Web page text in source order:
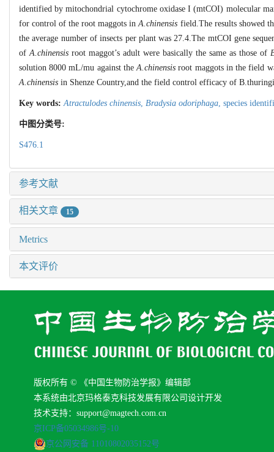
identified by mitochondrial cytochrome oxidase I (mtCOI) molecular
for control of the root maggots inA.chinensis field.The results showed
the average number of insects per plant was 27.4.The mtCOI gene
ofA.chinensisroot maggot’s adult were basically the same as those of
solution 8000 mL/mu against theA.chinensis root maggots in the field
A.chinensis in Shenze Country,and the field control efficacy of
Key words:Atractulodes chinensis, Bradysia odoriphaga, species
中图分类号:
S476.1
参考文献
相关文章 15
Metrics
本文评价
版权所有 © 《中国生物防治学报》编辑部
本系统由北京玛格泰克科技发展有限公司设计开发
技术支持：support@magtech.com.cn
京ICP备05034986号-10
京公网安备 11010802035152号